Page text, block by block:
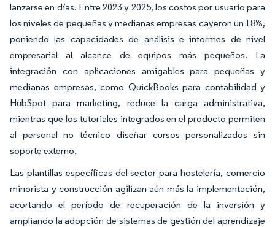
lanzarse en días. Entre 2023 y 2025, los costos por usuario para
los niveles de pequeñas y medianas empresas cayeron un 18%,
poniendo las capacidades de análisis e informes de nivel
empresarial al alcance de equipos más pequeños. La
integración con aplicaciones amigables para pequeñas y
medianas empresas, como QuickBooks para contabilidad y
HubSpot para marketing, reduce la carga administrativa,
mientras que los tutoriales integrados en el producto permiten
al personal no técnico diseñar cursos personalizados sin
soporte externo.
Las plantillas específicas del sector para hostelería, comercio
minorista y construcción agilizan aún más la implementación,
acortando el período de recuperación de la inversión y
ampliando la adopción de sistemas de gestión del aprendizaje